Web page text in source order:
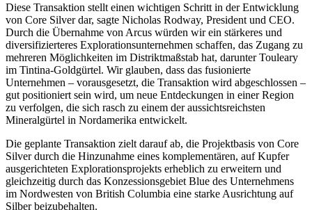
Diese Transaktion stellt einen wichtigen Schritt in der Entwicklung
von Core Silver dar, sagte Nicholas Rodway, President und CEO.
Durch die Übernahme von Arcus würden wir ein stärkeres und
diversifizierteres Explorationsunternehmen schaffen, das Zugang zu
mehreren Möglichkeiten im Distriktmaßstab hat, darunter Touleary
im Tintina-Goldgürtel. Wir glauben, dass das fusionierte
Unternehmen – vorausgesetzt, die Transaktion wird abgeschlossen –
gut positioniert sein wird, um neue Entdeckungen in einer Region
zu verfolgen, die sich rasch zu einem der aussichtsreichsten
Mineralgürtel in Nordamerika entwickelt.
Die geplante Transaktion zielt darauf ab, die Projektbasis von Core
Silver durch die Hinzunahme eines komplementären, auf Kupfer
ausgerichteten Explorationsprojekts erheblich zu erweitern und
gleichzeitig durch das Konzessionsgebiet Blue des Unternehmens
im Nordwesten von British Columbia eine starke Ausrichtung auf
Silber beizubehalten.